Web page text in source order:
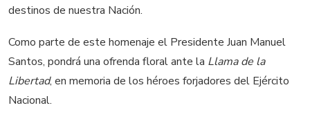
destinos de nuestra Nación.
Como parte de este homenaje el Presidente Juan Manuel
Santos, pondrá una ofrenda floral ante la Llama de la
Libertad, en memoria de los héroes forjadores del Ejército
Nacional.